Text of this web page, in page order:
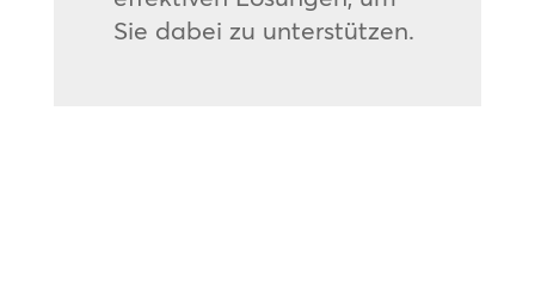
Sie dabei zu unterstützen.